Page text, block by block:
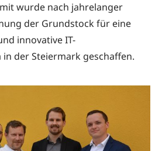
wurde nach jahrelanger
der Grundstock für eine
innovative IT-
der Steiermark geschaffen.